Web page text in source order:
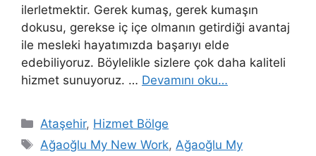
ilerletmektir. Gerek kumaş, gerek kumaşın
dokusu, gerekse iç içe olmanın getirdiği avantaj
ile mesleki hayatımızda başarıyı elde
edebiliyoruz. Böylelikle sizlere çok daha kaliteli
hizmet sunuyoruz. … Devamını oku…
Ataşehir, Hizmet Bölge
Ağaoğlu My New Work, Ağaoğlu My